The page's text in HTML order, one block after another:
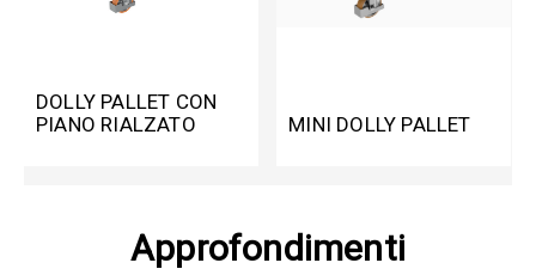
DOLLY PALLET CON
PIANO RIALZATO
MINI DOLLY PALLET
Approfondimenti